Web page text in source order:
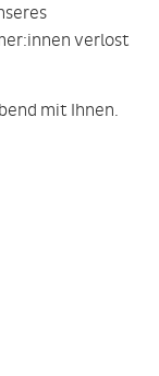
verlost
mit Ihnen.